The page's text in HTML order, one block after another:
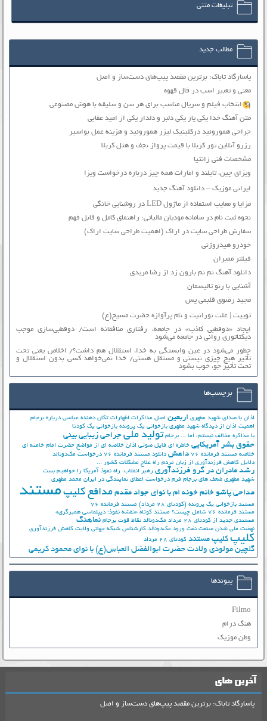
تبلیغات متنی
مطالب جدید
پاسارگاد تاباک: برترین مقصد پیپ‌های دست‌ساز و اصل
معنی و تعبیر اسب در فال قهوه
انتخاب فیلم و سریال مناسب برای هر سن و سلیقه با هوش مصنوعی
متن آهنگ خدا یکی یار یکی دلبر و دلدار یکی از امید عقابی
جراحی هموروئید درکلینیک لیزر هموروئید و هزینه عمل بواسیر
رزرو آنلاین تور کربلا با قیمت پرواز نجف و هتل کربلا
مشخصات فنی زانتیا
ویزای چین، تایلند و امارات همه چیز درباره درخواست ویزا
ایرانی موزیک – دانلود آهنگ جدید
مزایا و معایب استفاده از ماژول LED در روشنایی خانگی
نحوه ثبت نام در سامانه مودیان مالیاتی: راهنمای کامل و قابل فهم
سفارش طراحی سایت در اراک (اهمیت طراحی سایت اراک)
خودرو هیدروژنی
فیلتر ممبران
دانلود آهنگ نم نم بارون زد از رضا مریدی
آشنایی با رنو تالیسمان
مجید رضوی قلبمی پس
توییت | علت نورانیت و نام پرآوازه حضرت مسیح(ع)
ایجاد «دوقطبی کاذب» در جامعه، رفتاری منافقانه است/ دوقطبی‌سازی موجب
دیکتاتوری روانی در جامعه می‌شود
چطور می‌شود در عین وابستگی به خدا، استقلال هم داشت؟/ اخلاص یعنی تحت
تأثیر هیچ چیزی نیستی و مستقل هستی/ خدا نمی‌خواهد کسی بدون استقلال و
تحت تأثیر جوّ، خوب بشود
برچسب‌ها
اذان با صدای شهید مطهری اربعین اصل مذاکرات اظهارات تکان دهنده عباسی درباره برجام
اهمیت اذان از دیدگاه شهید مطهری بازخوانی یک پرونده بازخوانی یک کودتا
با مذاکره مخالف نیستم، اما ... برجام تولید ملی جراحی زیبایی بینی
حقوق بشر آمریکایی خاطره ای فایل صوتی اذان خلاصه ای از مواضع حضرت امام خامنه ای
خلاصه مستند فرمانده 76
داعش دانلود مستند فرمانده 76
درخواست مک‌دونالد
دلایل کاهش فرزندآوری از زبان مردم راه علاج مشکلات کشور ...
رشد مادران در گرو فرزندآوری رهبر انقلاب: راه نفوذ آمریکا را خواهیم بست
شهید مطهری ضعف های برجام فرم درخواست اعطای نمایندگی در ایران محمد مطهری
مداحی پاشو خانم خونه ام با نوای جواد مقدم مدافع کلیپ مستند
مستند بازخوانی یک پرونده (کودتای 28 مرداد)
مستند فرمانده 76
مستند فرمانده 76 شامل چیست؟
مستند کوتاه «نقشه نفوذ؛ دیپلماسی همبرگری»
مستندی جدید از کودتای 28 مرداد
مک‌دونالد نقاط قوت برجام نماهنگ
نهضت ملي شدن صنعت نفت ورود مک‌دونالد کارشناس شبکه جهانی ولایت کاهش فرزندآوری
کلیپ کلیپ مستند کودتای 28 مرداد
گلچین مولودی ولادت حضرت ابوالفضل العباس(ع) با نوای محمود کریمی
پیوندها
Filmo
هنگ درام
وطن موزیک
آخرین های
پاسارگاد تاباک: برترین مقصد پیپ‌های دست‌ساز و اصل